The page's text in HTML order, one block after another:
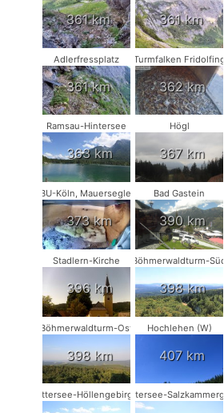
361 km 361 km
Adlerfressplatz
361 km
Turmfalken Fridolfing
362 km
Ramsau-Hintersee
363 km
Högl
367 km
NABU-Köln, Mauersegler #1
373 km
Bad Gastein
390 km
Stadlern-Kirche
396 km
Böhmerwaldturm-Süd
398 km
Böhmerwaldturm-Ost
398 km
Hochlehen (W)
407 km
Attersee-HöllengebirgeAttersee-